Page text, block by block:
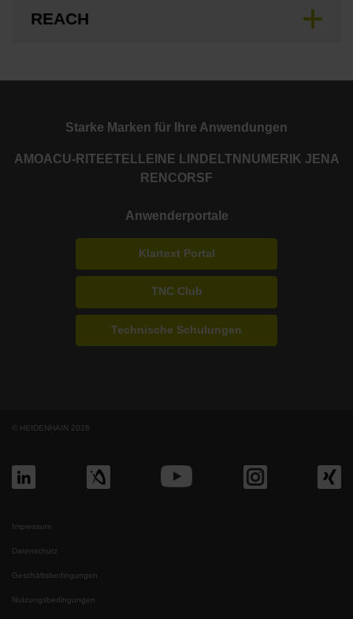
REACH
Starke Marken für Ihre Anwendungen
AMOACU-RITE ETEL LEINE LINDE LTN NUMERIK JENA
RENCORSF
Anwenderportale
Klartext Portal
TNC Club
Technische Schulungen
© HEIDENHAIN 2026
Impressum
Datenschutz
Geschäftsbedingungen
Nutzungsbedingungen